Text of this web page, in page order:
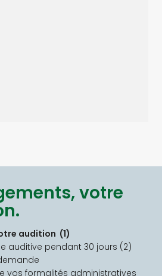
votre
audition (1)
auditive pendant 30 jours (2)
vos formalités administratives